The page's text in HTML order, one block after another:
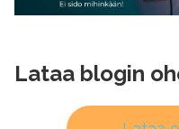
Lataa blogin